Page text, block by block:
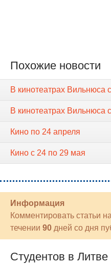
Похожие новости
В кинотеатрах Вильнюса
В кинотеатрах Вильнюса
Кино по 24 апреля
Кино с 24 по 29 мая
Информация
Комментировать статьи
течении 90 дней со дня
Студентов в Литве